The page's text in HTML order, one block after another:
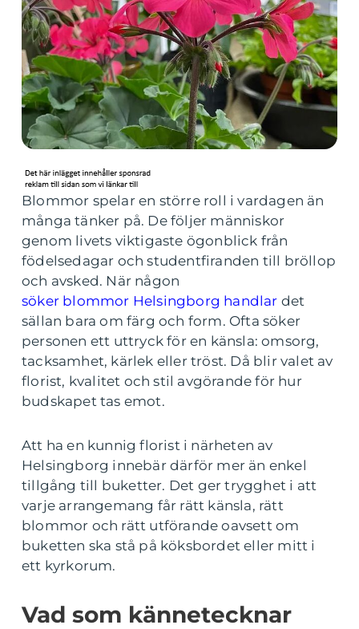
Blommor spelar en större roll i vardagen än
många tänker på. De följer människor
genom livets viktigaste ögonblick från
födelsedagar och studentfiranden till bröllop
och avsked. När någon
söker blommor Helsingborg handlar det
sällan bara om färg och form. Ofta söker
personen ett uttryck för en känsla: omsorg,
tacksamhet, kärlek eller tröst. Då blir valet av
florist, kvalitet och stil avgörande för hur
budskapet tas emot.
Att ha en kunnig florist i närheten av
Helsingborg innebär därför mer än enkel
tillgång till buketter. Det ger trygghet i att
varje arrangemang får rätt känsla, rätt
blommor och rätt utförande oavsett om
buketten ska stå på köksbordet eller mitt i
ett kyrkorum.
Vad som kännetecknar